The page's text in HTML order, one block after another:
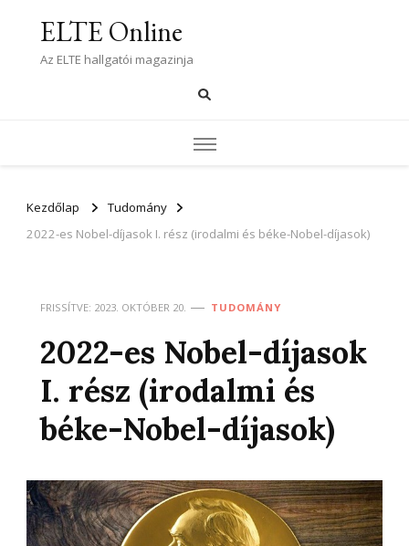
ELTE Online
Az ELTE hallgatói magazinja
Kezdőlap
Tudomány
2022-es Nobel-díjasok I. rész (irodalmi és béke-Nobel-díjasok)
FRISSÍTVE: 2023. OKTÓBER 20. TUDOMÁNY
2022-es Nobel-díjasok
I. rész (irodalmi és
béke-Nobel-díjasok)